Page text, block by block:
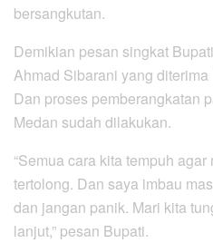
bersangkutan.
Demikian pesan singkat
Ahmad Sibarani yang
Dan proses pemberangkatan
Medan sudah dilakukan.
“Semua cara kita tempuh
tertolong. Dan saya imbau
dan jangan panik. Mari kita
lanjut,” pesan Bupati.